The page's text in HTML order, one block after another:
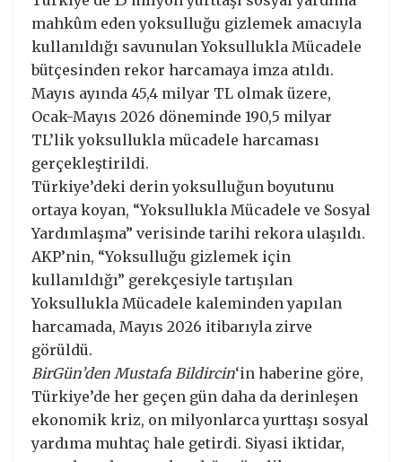
mahkûm eden yoksulluğu gizlemek amacıyla
kullanıldığı savunulan Yoksullukla Mücadele
bütçesinden rekor harcamaya imza atıldı.
Mayıs ayında 45,4 milyar TL olmak üzere,
Ocak-Mayıs 2026 döneminde 190,5 milyar
TL’lik yoksullukla mücadele harcaması
gerçekleştirildi.
Türkiye’deki derin yoksulluğun boyutunu
ortaya koyan, “Yoksullukla Mücadele ve Sosyal
Yardımlaşma” verisinde tarihi rekora ulaşıldı.
AKP’nin, “Yoksulluğu gizlemek için
kullanıldığı” gerekçesiyle tartışılan
Yoksullukla Mücadele kaleminden yapılan
harcamada, Mayıs 2026 itibarıyla zirve
görüldü.
BirGün’den Mustafa Bildircin‘in haberine göre,
Türkiye’de her geçen gün daha da derinleşen
ekonomik kriz, on milyonlarca yurttaşı sosyal
yardıma muhtaç hale getirdi. Siyasi iktidar,